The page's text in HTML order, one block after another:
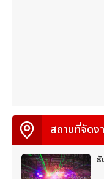
สถานที่จัด
ธั